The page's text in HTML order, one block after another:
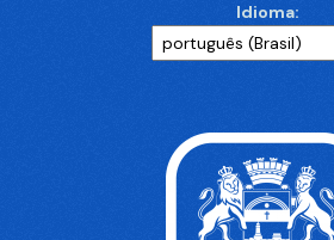
Idioma